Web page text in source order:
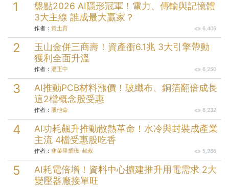
盤點2026 AI隱形冠軍！電力、傳輸與記憶體
3大主線 誰成最大贏家？
作者： 黃士育 6,406
玉山金併三商壽！資產衝6.1兆 3大引擎帶動
獲利全面升溫
作者： 溫正中 6,250
AI推動PCB材料漲價！玻纖布、銅箔翻倍成長
這2檔概念股受惠
作者： 股他命 6,232
AI功耗飆升推動散熱革命！水冷與封裝成產業
主流 4檔受惠股吃香
作者： 韭菜畢業班-叔叔 5,966
AI耗電倍增！資料中心擴建推升用電需求 2大
變壓器廠接單旺